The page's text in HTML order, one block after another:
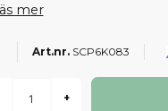
mer
SCP6K083
+